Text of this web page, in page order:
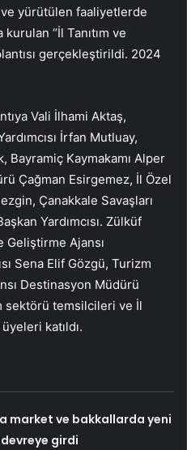
yürütülen faaliyetlerde
“İl Tanıtım ve
gerçekleştirildi. 2024
Vali İlhami Aktaş,
İrfan Mutluay,
Bayramiç Kaymakamı Alper
Çağman Esirgemez, İl Özel
Çanakkale Savaşları
Yardımcısı. Zülküf
Geliştirme Ajansı
Sena Elif Gözgü, Turizm
Destinasyon Müdürü
sektörü temsilcileri ve İl
katıldı.
market ve bakkallarda yeni
girdi